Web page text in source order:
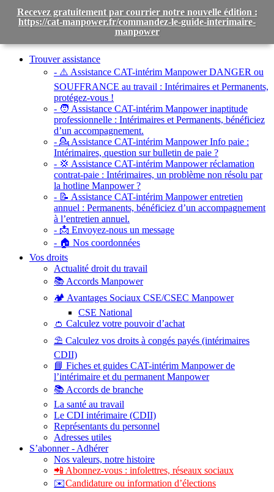
Toggle
navigationTrouver assistance
- ⚠️ Assistance CAT-intérim Manpower DANGER ou
SOUFFRANCE au travail : Intérimaires et Permanents,
protégez-vous !
- 🧑 Assistance CAT-intérim Manpower inaptitude
professionnelle : Intérimaires et Permanents, bénéficiez
d’un accompagnement.
- 💁 Assistance CAT-intérim Manpower Info paie :
Intérimaires, question sur bulletin de paie ?
- 💢 Assistance CAT-intérim Manpower réclamation
contrat-paie : Intérimaires, un problème non résolu par
la hotline Manpower ?
- 📝 Assistance CAT-intérim Manpower entretien
annuel : Permanents, bénéficiez d’un accompagnement
à l’entretien annuel.
- 📩 Envoyez-nous un message
- 🏠 Nos coordonnées
Vos droits
Actualité droit du travail
📚 Accords Manpower
🏕️ Avantages Sociaux CSE/CSEC Manpower
CSE National
👛 Calculez votre pouvoir d’achat
⛱️ Calculez vos droits à congés payés (intérimaires
CDII)
📘 Fiches et guides CAT-intérim Manpower de
l’intérimaire et du permanent Manpower
📚 Accords de branche
La santé au travail
Le CDI intérimaire (CDII)
Représentants du personnel
Adresses utiles
S’abonner - Adhérer
Nos valeurs, notre histoire
📲 Abonnez-vous : infolettres, réseaux sociaux
✉️Candidature ou information d’élections
Recevez gratuitement par courrier notre nouvelle édition :
https://cat-manpower.fr/commandez-le-guide-interimaire-
manpower